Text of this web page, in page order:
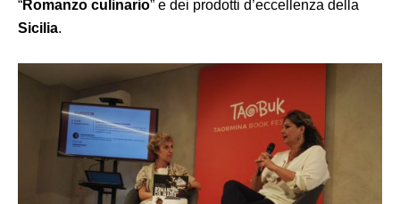
“Romanzo culinario” e dei prodotti d’eccellenza della
Sicilia.